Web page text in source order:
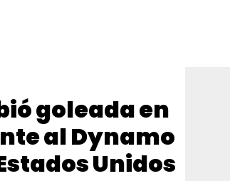
goleada en
al Dynamo
Unidos